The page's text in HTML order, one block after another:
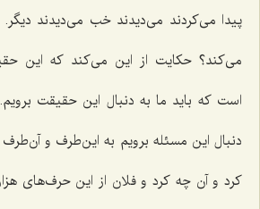
پیدا می‌کردند می‌دیدند خب می‌دیدند
می‌کند؟ حکایت از این می‌کند که این
است که باید ما به دنبال این حقیقت
دنبال این مسئله برویم به این‌طرف و
کرد و آن چه کرد و فلان از این حرف‌های